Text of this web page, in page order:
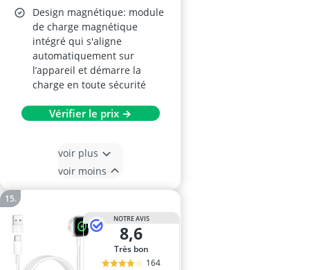
Design magnétique: module
de charge magnétique
intégré qui s'aligne
automatiquement sur
l’appareil et démarre la
charge en toute sécurité
Vérifier le prix →
voir plus
voir moins
NOTRE AVIS
8,6
Très bon
164